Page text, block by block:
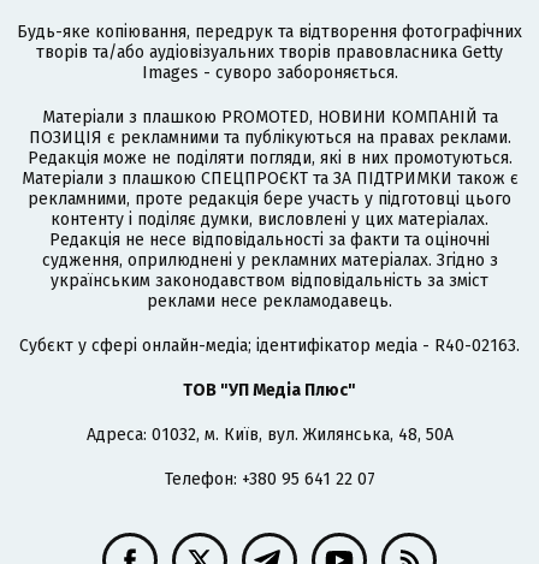
Будь-яке копіювання, передрук та відтворення фотографічних
творів та/або аудіовізуальних творів правовласника Getty
Images - суворо забороняється.
Матеріали з плашкою PROMOTED, НОВИНИ КОМПАНІЙ та
ПОЗИЦІЯ є рекламними та публікуються на правах реклами.
Редакція може не поділяти погляди, які в них промотуються.
Матеріали з плашкою СПЕЦПРОЄКТ та ЗА ПІДТРИМКИ також є
рекламними, проте редакція бере участь у підготовці цього
контенту і поділяє думки, висловлені у цих матеріалах.
Редакція не несе відповідальності за факти та оціночні
судження, оприлюднені у рекламних матеріалах. Згідно з
українським законодавством відповідальність за зміст
реклами несе рекламодавець.
Cубєкт у сфері онлайн-медіа; ідентифікатор медіа - R40-02163.
ТОВ "УП Медіа Плюс"
Адреса: 01032, м. Київ, вул. Жилянська, 48, 50А
Телефон: +380 95 641 22 07